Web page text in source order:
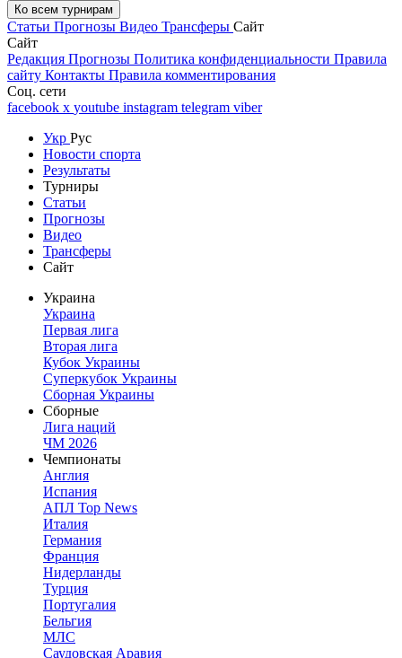
Ко всем турнирам
Статьи Прогнозы Видео Трансферы Сайт
Сайт
Редакция Прогнозы Политика конфиденциальности Правила
сайту Контакты Правила комментирования
Соц. сети
facebook x youtube instagram telegram viber
Укр Рус
Новости спорта
Результаты
Турниры
Статьи
Прогнозы
Видео
Трансферы
Сайт
Украина
Украина
Первая лига
Вторая лига
Кубок Украины
Суперкубок Украины
Сборная Украины
Сборные
Лига наций
ЧМ 2026
Чемпионаты
Англия
Испания
АПЛ Top News
Италия
Германия
Франция
Нидерланды
Турция
Португалия
Бельгия
МЛС
Саудовская Аравия